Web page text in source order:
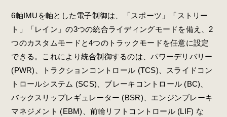
6軸IMUを軸とした電子制御は、「スポーツ」「ストリー
ト」「レイン」の3つの統合ライディングモードを備え、2
つのカスタムモードと4つのトラックモードを任意に設定
できる。これにより統合制御するのは、パワーデリバリー
(PWR)、トラクションコントロール (TCS)、スライドコン
トロールシステム (SCS)、ブレーキコントロール (BC)、
バックスリップレギュレーター (BSR)、エンジンブレーキ
マネジメント (EBM)、前輪リフトコントロール (LIF) な